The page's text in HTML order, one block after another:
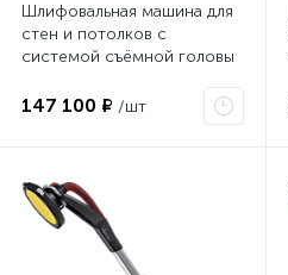
Шлифовальная машина для
стен и потолков с
системой съёмной головы
+ SH 494526
147 100 ₽ /шт